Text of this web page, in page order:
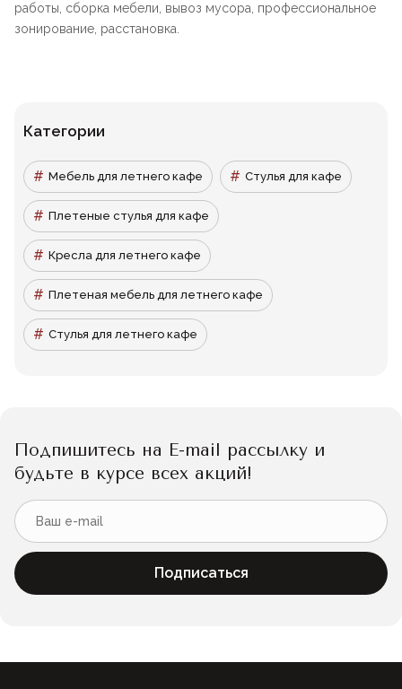
работы, сборка мебели, вывоз мусора, профессиональное
зонирование, расстановка.
Категории
Мебель для летнего кафе Стулья для кафе
Плетеные стулья для кафе
Кресла для летнего кафе
Плетеная мебель для летнего кафе
Стулья для летнего кафе
Подпишитесь на E-mail рассылку и
будьте в курсе всех акций!
Подписаться